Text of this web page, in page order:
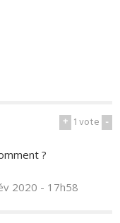
+ 1vote -
?
2020 - 17h58